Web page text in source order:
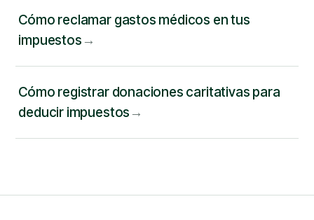
Cómo reclamar gastos médicos en tus
impuestos
Cómo registrar donaciones caritativas para
deducir impuestos